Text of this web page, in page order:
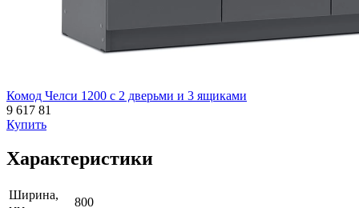
Комод Челси 1200 с 2 дверьми и 3 ящиками
9 617 81
Купить
Характеристики
Ширина,
800